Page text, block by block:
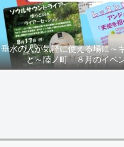
垂水の人が気軽に使える場に～
と～陸ノ町 ８月のイベ